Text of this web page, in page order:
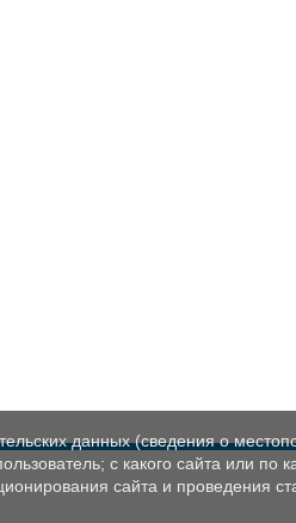
данных (сведения о
с какого сайта или
сайта и проведения